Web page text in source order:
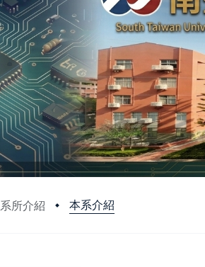
系所介紹 本系介紹